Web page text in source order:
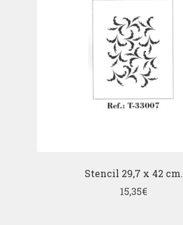
Stencil 29,7 x 42 cm.
15,35€